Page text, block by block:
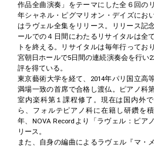
作品全曲演奏」をテーマにした全６回の
年シャネル・ピグマリオン・デイズにお
はラヴェル全集をリリース。リリース記
ールでの４日間にわたるリサイタルは全
トを終える。リサイタルは毎年行ってお
宮朝日ホールで5日間の連続演奏会を行い
評を得ている。
東京藝術大学を経て、2014年パリ国立高
満場一致の首席で合格し渡仏。ピアノ科
室内楽科第１課程修了。現在は国内外
ら、フォルテピアノ科に在籍し研鑽を
年、NOVA Recordより「ラヴェル：ピア
リース。
また、自身の編曲によるラヴェル『マ・